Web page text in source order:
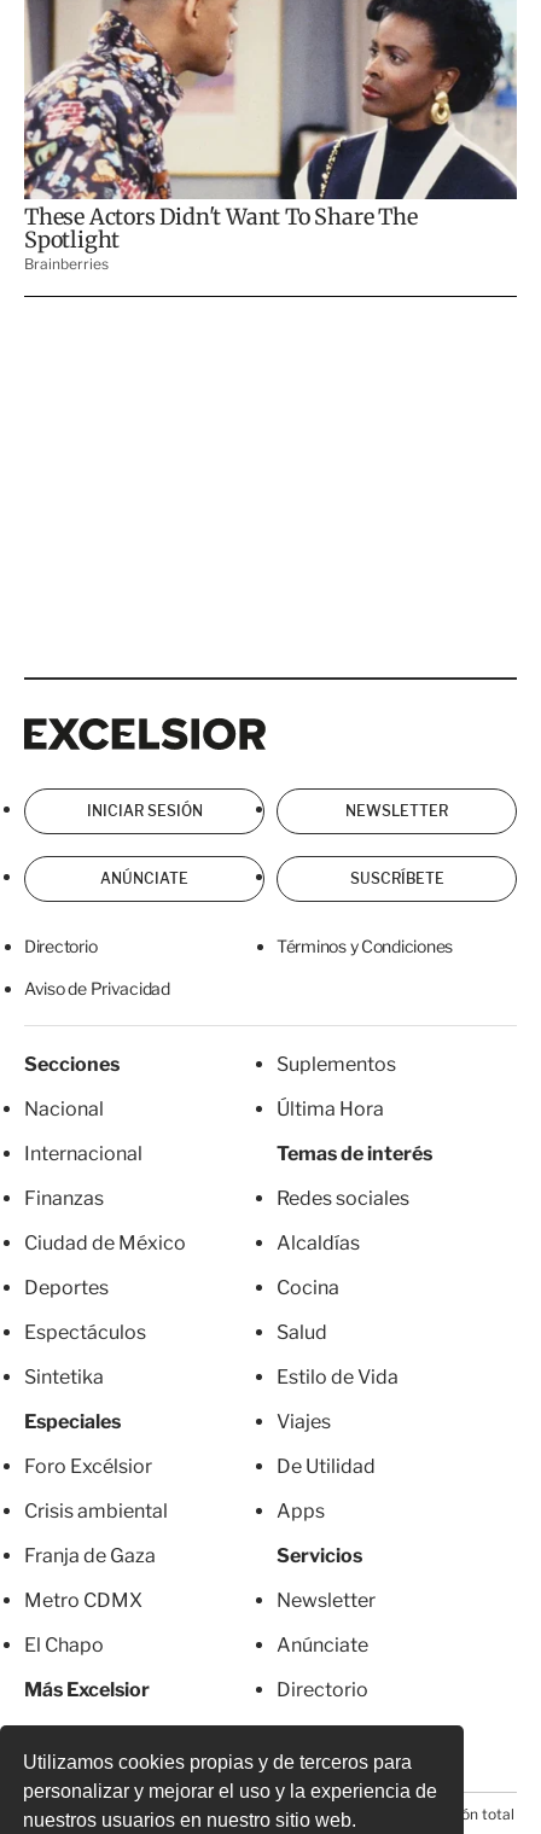
Utilizamos cookies propias y de terceros para
personalizar y mejorar el uso y la experiencia de
nuestros usuarios en nuestro sitio web.
INICIAR SESIÓN NEWSLETTER
ANÚNCIATE SUSCRÍBETE
Directorio Términos y Condiciones
Aviso de Privacidad
Secciones
Nacional
Internacional
Finanzas
Ciudad de México
Deportes
Espectáculos
Sintetika
Especiales
Foro Excélsior
Crisis ambiental
Franja de Gaza
Metro CDMX
El Chapo
Más Excelsior
Suplementos
Última Hora
Temas de interés
Redes sociales
Alcaldías
Cocina
Salud
Estilo de Vida
Viajes
De Utilidad
Apps
Servicios
Newsletter
Anúnciate
Directorio
© 2026 Todos los derechos reservados. Prohibida la reproducción total